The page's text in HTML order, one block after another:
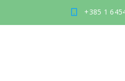
+385 1